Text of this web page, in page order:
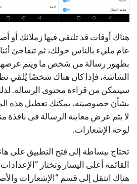
هناك أوقات قد تلتقي فيها زملائك أو
عام مليء بالناس حولك، ثم تتفاجئ
بظهور رسالة من شخص ما ويتم عرضها
الشاشة، فإذا كان هناك شخصًا يُلقي
سيتمكن من قراءة محتوى الرسالة.
بشأن خصوصيته، يمكنك تعطيل هذه
لا يتم عرض معاينة الرسالة فى
لوحة الإشعارات.
تحتاج ببساطة إلى فتح التطبيق على